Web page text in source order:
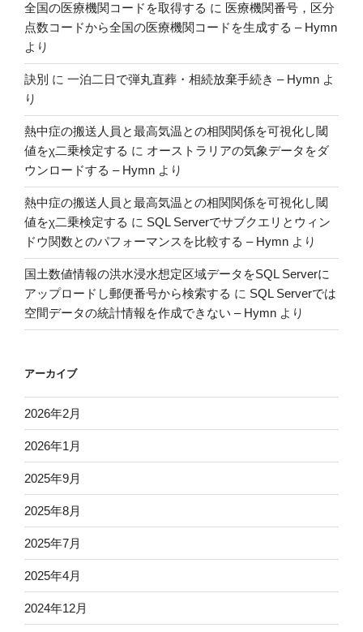
全国の医療機関コードを取得する に 医療機関番号，区分
点数コードから全国の医療機関コードを生成する – Hymn
より
訣別 に 一泊二日で弾丸直葬・相続放棄手続き – Hymn よ
り
熱中症の搬送人員と最高気温との相関関係を可視化し閾
値をχ二乗検定する に オーストラリアの気象データをダ
ウンロードする – Hymn より
熱中症の搬送人員と最高気温との相関関係を可視化し閾
値をχ二乗検定する に SQL Serverでサブクエリとウィン
ドウ関数とのパフォーマンスを比較する – Hymn より
国土数値情報の洪水浸水想定区域データをSQL Serverに
アップロードし郵便番号から検索する に SQL Serverでは
空間データの統計情報を作成できない – Hymn より
アーカイブ
2026年2月
2026年1月
2025年9月
2025年8月
2025年7月
2025年4月
2024年12月